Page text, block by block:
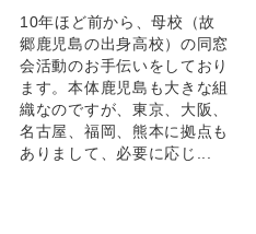
10年ほど前から、母校（故
郷鹿児島の出身高校）の同窓
会活動のお手伝いをしており
ます。本体鹿児島も大きな組
織なのですが、東京、大阪、
名古屋、福岡、熊本に拠点も
ありまして、必要に応じ...